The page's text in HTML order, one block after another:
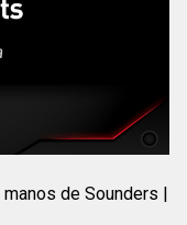
de Sounders |